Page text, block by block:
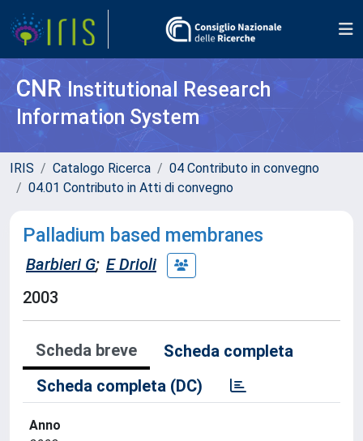
CNR Institutional Research
Information System
IRIS Catalogo Ricerca
04 Contributo in convegno
04.01 Contributo in Atti di convegno
Palladium based membranes
Barbieri G; E Drioli
2003
Scheda breve
Scheda completa
Scheda completa (DC)
Anno